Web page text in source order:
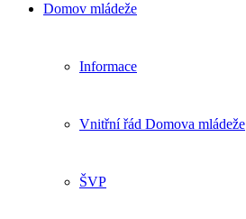
Domov mládeže
Informace
Vnitřní řád Domova mládeže
ŠVP